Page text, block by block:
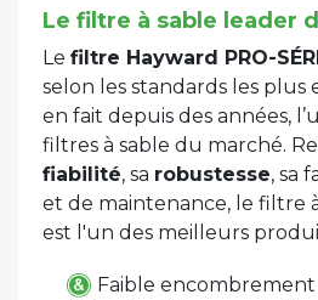
Le filtre à sable leader
Le filtre Hayward PRO-
selon les standards les plus
en fait depuis des années,
filtres à sable du marché.
fiabilité, sa robustesse, sa
et de maintenance, le filtre
est l'un des meilleurs
Faible